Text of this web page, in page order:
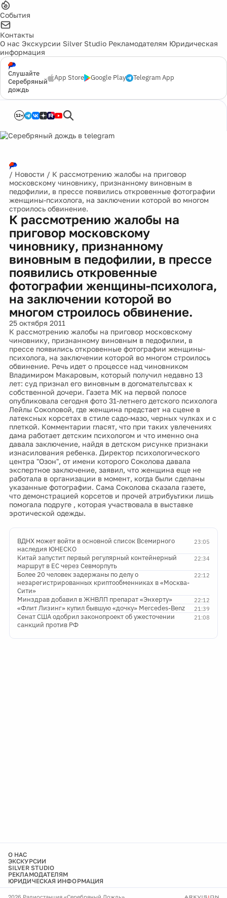
События
Контакты
О нас Экскурсии Silver Studio Рекламодателям Юридическая
информация
Слушайте
Серебряный
дождь
App Store Google Play Telegram App
12+
/ Новости / К рассмотрению жалобы на приговор
московскому чиновнику, признанному виновным в
педофилии, в прессе появились откровенные фотографии
женщины-психолога, на заключении которой во многом
строилось обвинение.
К рассмотрению жалобы на
приговор московскому
чиновнику, признанному
виновным в педофилии, в прессе
появились откровенные
фотографии женщины-психолога,
на заключении которой во
многом строилось обвинение.
25 октября 2011
К рассмотрению жалобы на приговор московскому
чиновнику, признанному виновным в педофилии, в
прессе появились откровенные фотографии женщины-
психолога, на заключении которой во многом строилось
обвинение. Речь идет о процессе над чиновником
Владимиром Макаровым, который получил недавно 13
лет: суд признал его виновным в догомательтсвах к
собственной дочери. Газета МК на первой полосе
опубликовала сегодня фото 31-летнего детского психолога
Лейлы Соколовой, где женщина предстает на сцене в
латексных корсетах в стиле садо-мазо, черных чулках и с
плеткой. Комментарии гласят, что при таких увлечениях
дама работает детским психологом и что именно она
давала заключение, найдя в детском рисунке признаки
изнасилования ребенка. Директор психологического
центра "Озон", от имени которого Соколова давала
экспертное заключение, заявил, что женщина еще не
работала в организации в момент, когда были сделаны
указанные фотографии. Сама Соколова сказала газете,
что демонстрацией корсетов и прочей атрибуьтики лишь
помогала подруге , которая участвовала в выставке
эротической одежды.
23:05
ВДНХ может войти в основной список Всемирного
наследия ЮНЕСКО
22:34
Китай запустит первый регулярный контейнерный
маршрут в ЕС через Севморпуть
22:12
Более 20 человек задержаны по делу о
незарегистрированных криптообменниках в «Москва-
Сити»
22:12
Минздрав добавил в ЖНВЛП препарат «Энхерту»
21:39
«Флит Лизинг» купил бывшую «дочку» Mercedes-Benz
21:08
Сенат США одобрил законопроект об ужесточении
санкций против РФ
О НАС
ЭКСКУРСИИ
SILVER STUDIO
РЕКЛАМОДАТЕЛЯМ
ЮРИДИЧЕСКАЯ ИНФОРМАЦИЯ